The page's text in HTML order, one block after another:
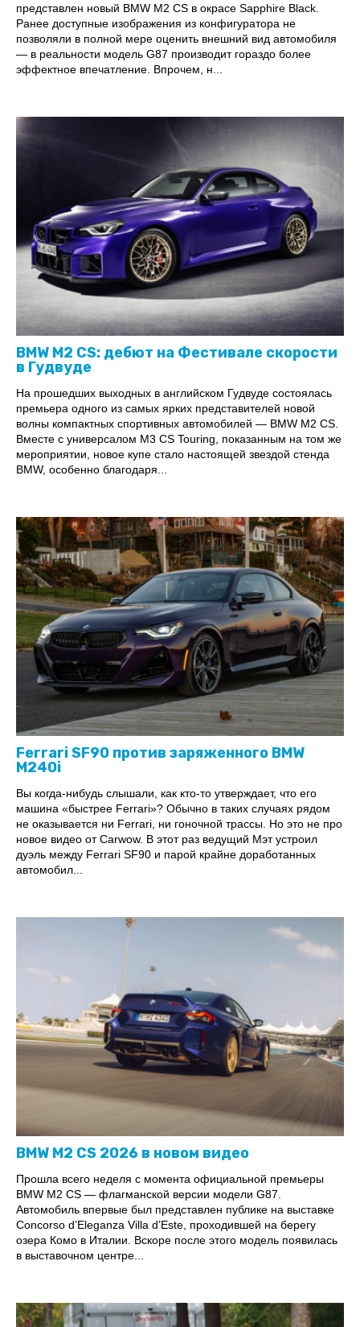
представлен новый BMW M2 CS в окрасе Sapphire Black.
Ранее доступные изображения из конфигуратора не
позволяли в полной мере оценить внешний вид автомобиля
— в реальности модель G87 производит гораздо более
эффектное впечатление. Впрочем, н...
BMW M2 CS: дебют на Фестивале скорости
в Гудвуде
На прошедших выходных в английском Гудвуде состоялась
премьера одного из самых ярких представителей новой
волны компактных спортивных автомобилей — BMW M2 CS.
Вместе с универсалом M3 CS Touring, показанным на том же
мероприятии, новое купе стало настоящей звездой стенда
BMW, особенно благодаря...
Ferrari SF90 против заряженного BMW
M240i
Вы когда-нибудь слышали, как кто-то утверждает, что его
машина «быстрее Ferrari»? Обычно в таких случаях рядом
не оказывается ни Ferrari, ни гоночной трассы. Но это не про
новое видео от Carwow. В этот раз ведущий Мэт устроил
дуэль между Ferrari SF90 и парой крайне доработанных
автомобил...
BMW M2 CS 2026 в новом видео
Прошла всего неделя с момента официальной премьеры
BMW M2 CS — флагманской версии модели G87.
Автомобиль впервые был представлен публике на выставке
Concorso d’Eleganza Villa d’Este, проходившей на берегу
озера Комо в Италии. Вскоре после этого модель появилась
в выставочном центре...